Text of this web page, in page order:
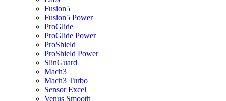
Fusion5
Fusion5 Power
ProGlide
ProGlide Power
ProShield
ProShield Power
SlinGuard
Mach3
Mach3 Turbo
Sensor Excel
Venus Smooth